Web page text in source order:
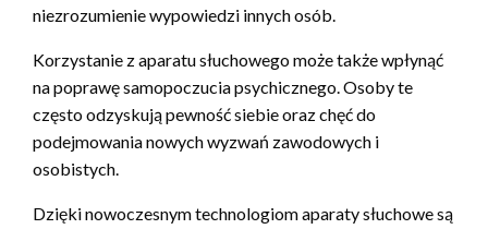
niezrozumienie wypowiedzi innych osób.
Korzystanie z aparatu słuchowego może także wpłynąć
na poprawę samopoczucia psychicznego. Osoby te
często odzyskują pewność siebie oraz chęć do
podejmowania nowych wyzwań zawodowych i
osobistych.
Dzięki nowoczesnym technologiom aparaty słuchowe są